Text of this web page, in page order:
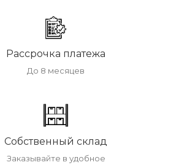
Рассрочка платежа
До 8 месяцев
Собственный склад
Заказывайте в удобное